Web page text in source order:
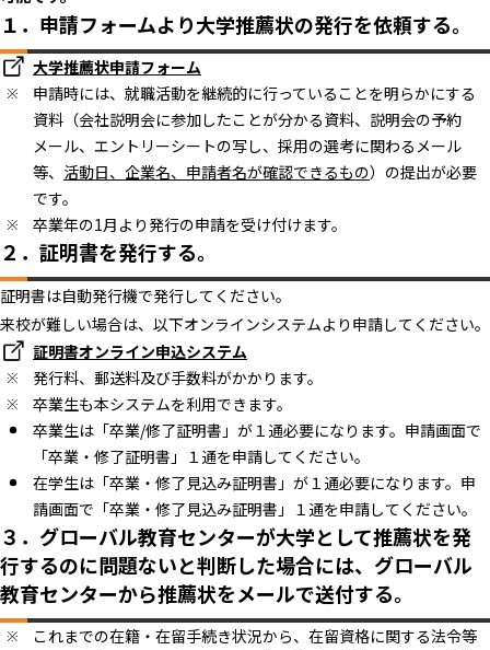
１．申請フォームより大学推薦状の発行を依頼する。
大学推薦状申請フォーム
申請時には、就職活動を継続的に行っていることを明らかにする
資料（会社説明会に参加したことが分かる資料、説明会の予約
メール、エントリーシートの写し、採用の選考に関わるメール
等、 活動日、企業名、申請者名が確認できるもの）の提出が必要
です。
卒業年の1月より発行の申請を受け付けます。
２．証明書を発行する。
証明書は自動発行機で発行してください。
来校が難しい場合は、以下オンラインシステムより申請してください。
証明書オンライン申込システム
発行料、郵送料及び手数料がかかります。
卒業生も本システムを利用できます。
卒業生は「卒業/修了証明書」が１通必要になります。申請画面で
「卒業・修了証明書」１通を申請してください。
在学生は「卒業・修了見込み証明書」が１通必要になります。申
請画面で「卒業・修了見込み証明書」１通を申請してください。
３．グローバル教育センターが大学として推薦状を発
行するのに問題ないと判断した場合には、グローバル
教育センターから推薦状をメールで送付する。
これまでの在籍・在留手続き状況から、在留資格に関する法令等